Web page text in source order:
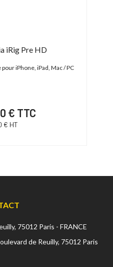
iRig Pre HD
iPhone, iPad, Mac / PC
€ TTC
€ HT
75012 Paris - FRANCE
de Reuilly, 75012 Paris